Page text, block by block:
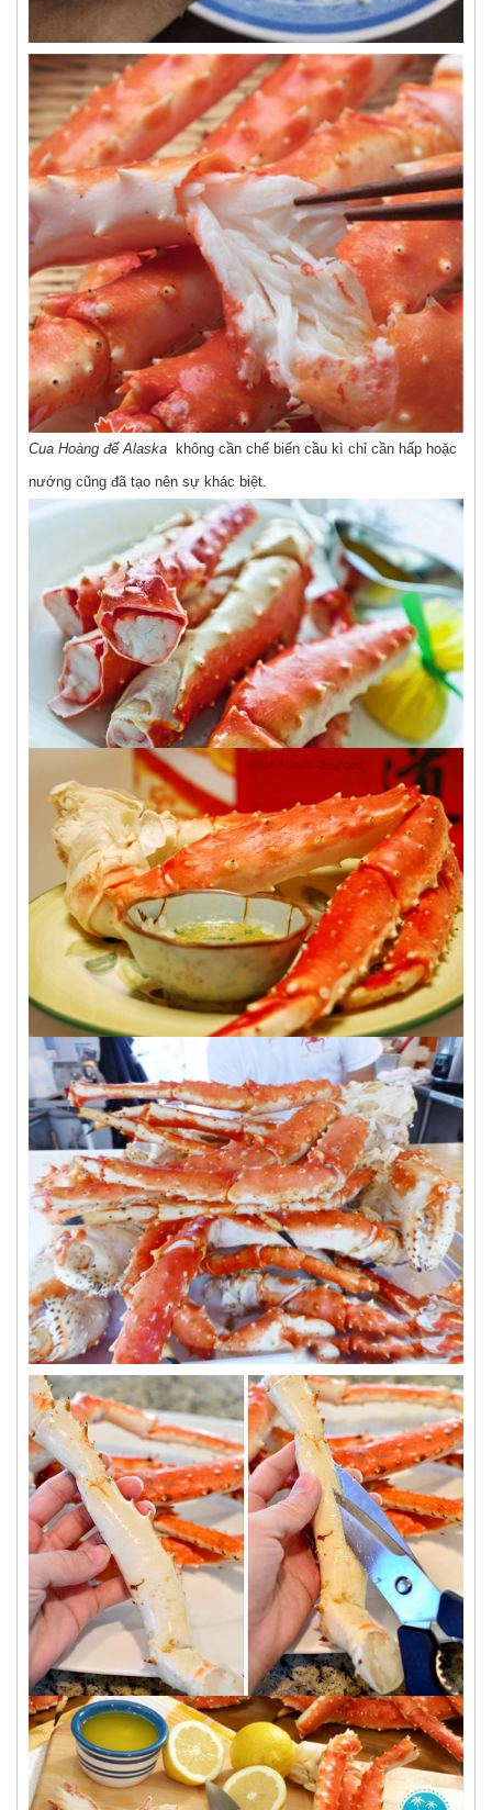
Cua Hoàng đế Alaska
không cần chế biến cầu kì chỉ cần hấp hoặc
nướng cũng đã tạo nên sự khác biệt.